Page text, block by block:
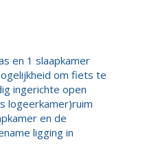
en 1 slaapkamer
om fiets te
ingerichte open
logeerkamer)ruim
en de
ligging in